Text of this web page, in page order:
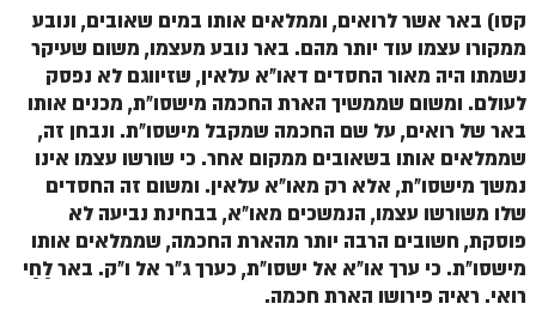
זוהר אחרי מות למתחילים
זוהר אחרי מות למתקדמים
הזוהר הקדוש – קדושים למתחילים
הזוהר הקדוש – קדושים למתקדמים
ספר הזוהר אמור השקפה
ספר הזוהר אמור מתקדמים
הזוהר הקדוש פרשת בהר למתחילים
קסו) באר אשר לרואים, וממלאים אותו במים שאובים, ונובע
ממקורו עצמו עוד יותר מהם. באר נובע מעצמו, משום שעיקר
נשמתו היה מאור החסדים דאו"א עלאין, שזיווגם לא נפסק
לעולם. ומשום שממשיך הארת החכמה מישסו"ת, מכנים אותו
באר של רואים, על שם החכמה שמקבל מישסו"ת. ונבחן זה,
שממלאים אותו בשאובים ממקום אחר. כי שורשו עצמו אינו
נמשך מישסו"ת, אלא רק מאו"א עלאין. ומשום זה החסדים
שלו משורשו עצמו, הנמשכים מאו"א, בבחינת נביעה לא
פוסקת, חשובים הרבה יותר מהארת החכמה, שממלאים אותו
מישסו"ת. כי ערך או"א אל ישסו"ת, כערך ג"ר אל ו"ק. באר לַחַי
רואי. ראיה פירושו הארת חכמה.